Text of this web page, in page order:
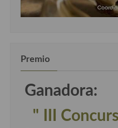
Premio
Ganadora:
" III